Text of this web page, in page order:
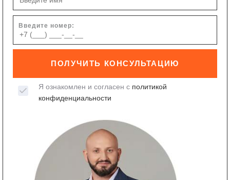
Введите номер:
ПОЛУЧИТЬ КОНСУЛЬТАЦИЮ
Я ознакомлен и согласен с политикой
конфиденциальности